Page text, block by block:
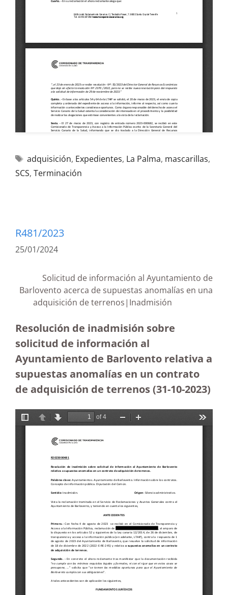
adquisición, Expedientes, La Palma, mascarillas,
SCS, Terminación
R481/2023
25/01/2024
Solicitud de información al Ayuntamiento de
Barlovento acerca de supuestas anomalías en una
adquisición de terrenos|Inadmisión
Resolución de inadmisión sobre
solicitud de información al
Ayuntamiento de Barlovento relativa a
supuestas anomalías en un contrato
de adquisición de terrenos (31-10-2023)